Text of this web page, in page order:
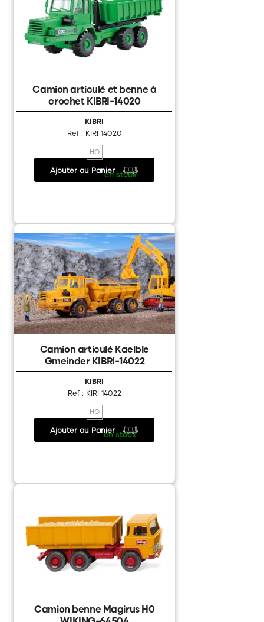
Camion articulé et benne à
crochet KIBRI-14020
KIBRI
Ref : KIRI 14020
HO
24.50 € /en stock
Ajouter au Panier
Camion articulé Kaelble
Gmeinder KIBRI-14022
KIBRI
Ref : KIRI 14022
HO
18.05 € / en stock
Ajouter au Panier
Camion benne Magirus H0